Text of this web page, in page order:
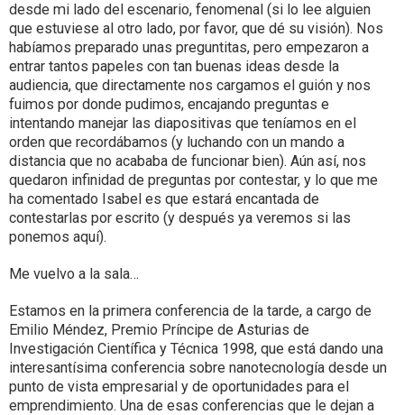
desde mi lado del escenario, fenomenal (si lo lee alguien
que estuviese al otro lado, por favor, que dé su visión). Nos
habíamos preparado unas preguntitas, pero empezaron a
entrar tantos papeles con tan buenas ideas desde la
audiencia, que directamente nos cargamos el guión y nos
fuimos por donde pudimos, encajando preguntas e
intentando manejar las diapositivas que teníamos en el
orden que recordábamos (y luchando con un mando a
distancia que no acababa de funcionar bien). Aún así, nos
quedaron infinidad de preguntas por contestar, y lo que me
ha comentado Isabel es que estará encantada de
contestarlas por escrito (y después ya veremos si las
ponemos aquí).
Me vuelvo a la sala…
Estamos en la primera conferencia de la tarde, a cargo de
Emilio Méndez, Premio Príncipe de Asturias de
Investigación Científica y Técnica 1998, que está dando una
interesantísima conferencia sobre nanotecnología desde un
punto de vista empresarial y de oportunidades para el
emprendimiento. Una de esas conferencias que le dejan a